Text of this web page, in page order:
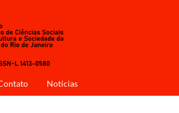
Notícias